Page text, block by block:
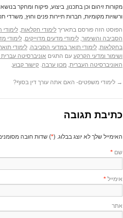
מקורות זיהום וכן בתכנון, ביצוע, פיקוח ומחקר
ורשויות מקומיות, חברות תיירות פנים וחוץ, משרדי
הפוסט הזה פורסם בתאריך לימודי חקלאות,
הסביבה והשימור, לימודי מדעים מדוייקים, לימודי
בחקלאות, לימודי תואר במדעי הסביבה, לימודי
ושימור ומדעי הקרקע עם התגים אוניברסיטה עברית
האוניברסיטה העברית, מכון ערבה. קישור קבוע.
→ לימודי משפטים- האם אתה עורך דין בסוף?
כתיבת תגובה
האימייל שלך לא יוצג בבלוג. (*) שדות חובה
שם *
אימייל *
אתר